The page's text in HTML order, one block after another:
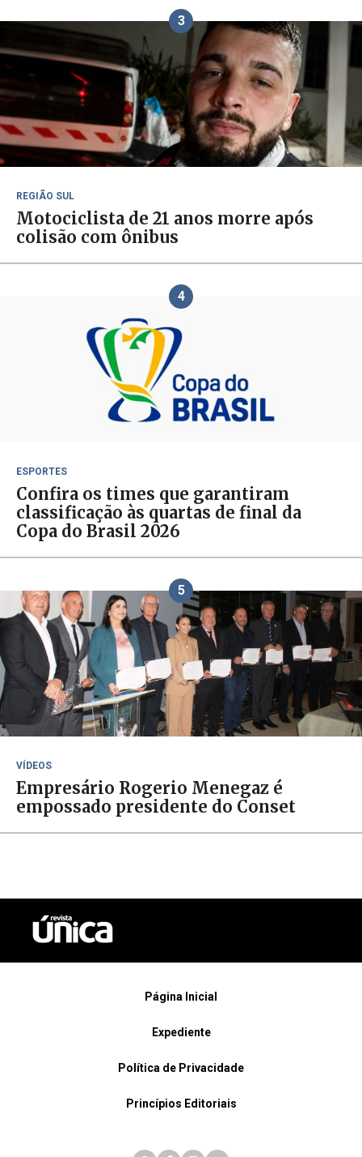
3
REGIÃO SUL
Motociclista de 21 anos morre após
colisão com ônibus
4
ESPORTES
Confira os times que garantiram
classificação às quartas de final da
Copa do Brasil 2026
5
VÍDEOS
Empresário Rogerio Menegaz é
empossado presidente do Conset
Página Inicial
Expediente
Política de Privacidade
Princípios Editoriais